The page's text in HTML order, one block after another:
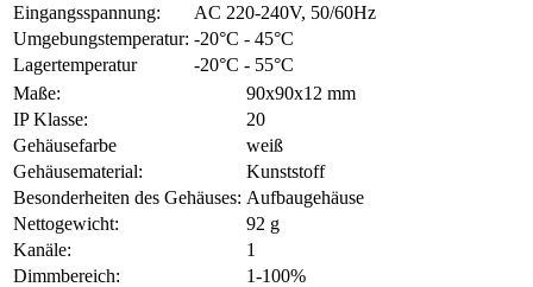
Eingangsspannung:
AC 220-240V, 50/60Hz
Umgebungstemperatur: -20°C - 45°C
Lagertemperatur
-20°C - 55°C
Maße:
90x90x12 mm
IP Klasse:
20
Gehäusefarbe
weiß
Gehäusematerial:
Kunststoff
Besonderheiten des Gehäuses: Aufbaugehäuse
Nettogewicht:
92 g
Kanäle:
1
Dimmbereich:
1-100%